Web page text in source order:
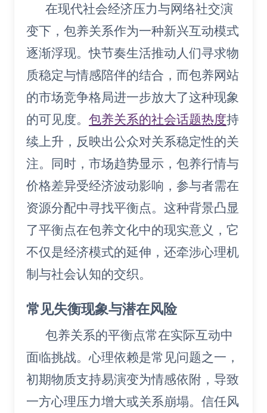
在现代社会经济压力与网络社交演
变下，包养关系作为一种新兴互动模式
逐渐浮现。快节奏生活推动人们寻求物
质稳定与情感陪伴的结合，而包养网站
的市场竞争格局进一步放大了这种现象
的可见度。 包养关系的社会话题热度持
续上升，反映出公众对关系稳定性的关
注。同时，市场趋势显示，包养行情与
价格差异受经济波动影响，参与者需在
资源分配中寻找平衡点。这种背景凸显
了平衡点在包养文化中的现实意义，它
不仅是经济模式的延伸，还牵涉心理机
制与社会认知的交织。
常见失衡现象与潜在风险
包养关系的平衡点常在实际互动中
面临挑战。心理依赖是常见问题之一，
初期物质支持易演变为情感依附，导致
一方心理压力增大或关系崩塌。信任风